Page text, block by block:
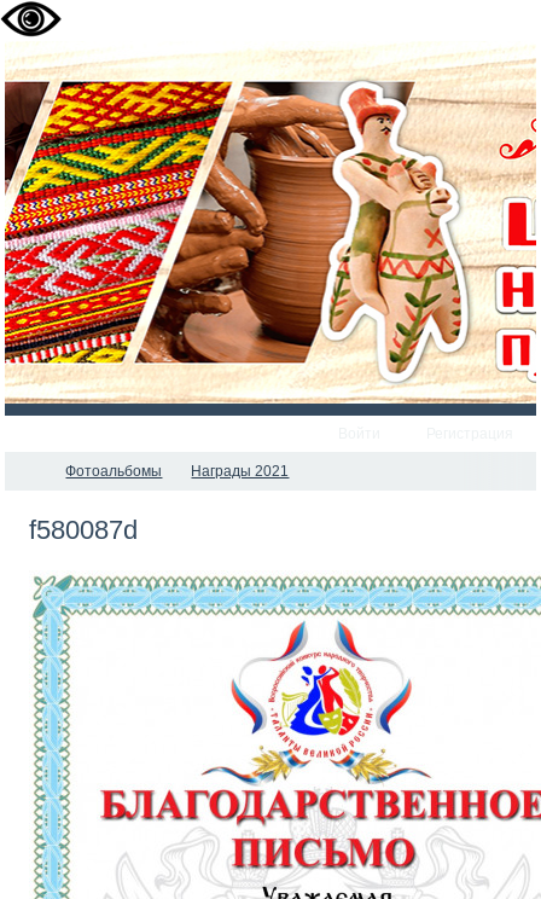
Фотоальбомы Награды 2021
f580087d